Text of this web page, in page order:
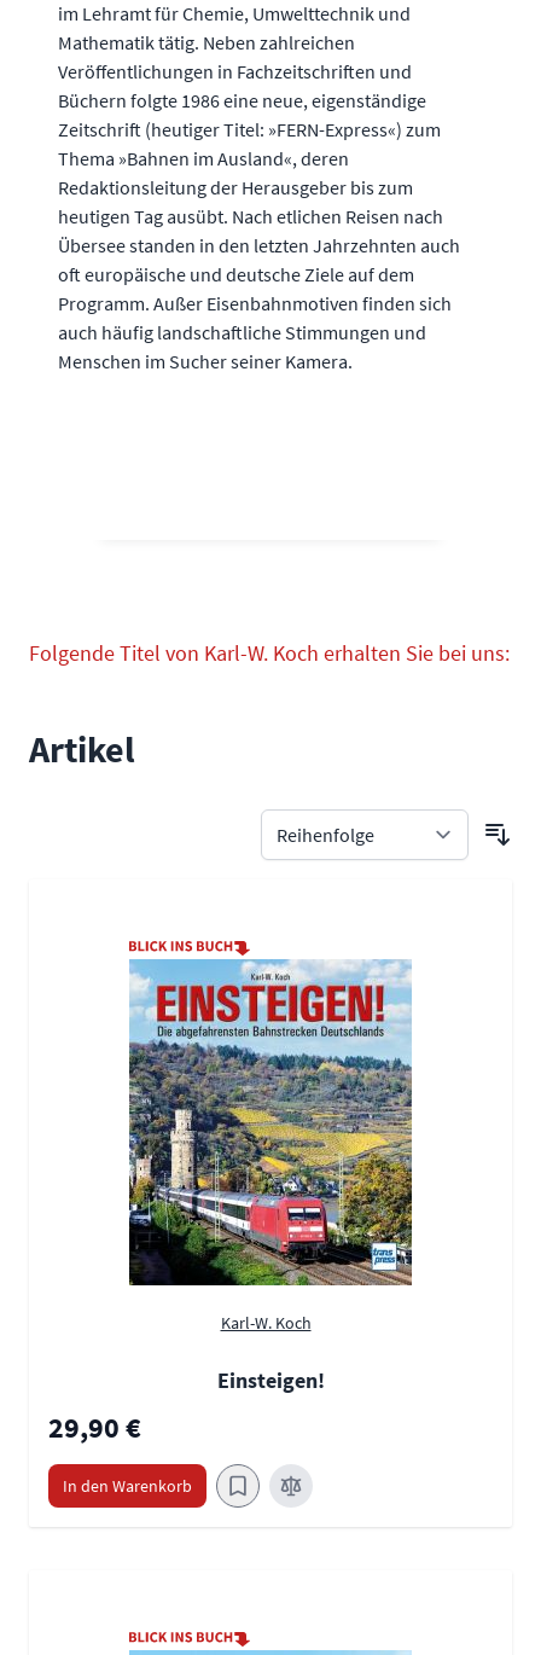
im Lehramt für Chemie, Umwelttechnik und
Mathematik tätig. Neben zahlreichen
Veröffentlichungen in Fachzeitschriften und
Büchern folgte 1986 eine neue, eigenständige
Zeitschrift (heutiger Titel: »FERN-Express«) zum
Thema »Bahnen im Ausland«, deren
Redaktionsleitung der Herausgeber bis zum
heutigen Tag ausübt. Nach etlichen Reisen nach
Übersee standen in den letzten Jahrzehnten auch
oft europäische und deutsche Ziele auf dem
Programm. Außer Eisenbahnmotiven finden sich
auch häufig landschaftliche Stimmungen und
Menschen im Sucher seiner Kamera.
Folgende Titel von Karl-W. Koch erhalten Sie bei uns:
Artikel
Karl-W. Koch
Einsteigen!
29,90 €
In den Warenkorb